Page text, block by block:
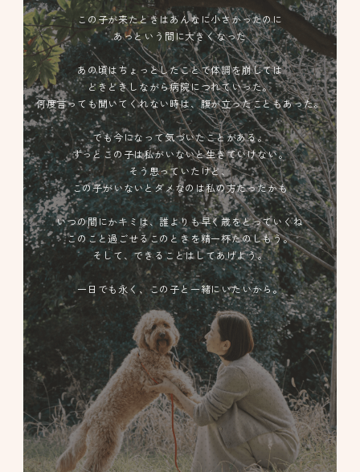
この子が来たときはあんなに小さかったのに
あっという間に大きくなった
あの頃はちょっとしたことで体調を崩しては
どきどきしながら病院につれていった。
何度言っても聞いてくれない時は、腹が立ったこともあった。
でも今になって気づいたことがある。
ずっとこの子は私がいないと生きていけない。
そう思っていたけど、
この子がいないとダメなのは私の方だったかも
いつの間にかキミは、誰よりも早く歳をとっていくね
このこと過ごせるこのときを精一杯たのしもう。
そして、できることはしてあげよう。
一日でも永く、この子と一緒にいたいから。